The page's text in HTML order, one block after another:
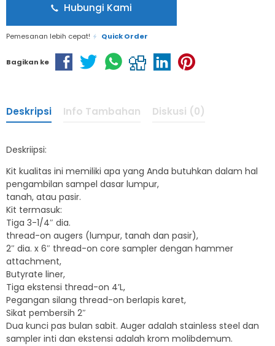
Hubungi Kami
Pemesanan lebih cepat! Quick Order
Bagikan ke
Deskripsi Info Tambahan Diskusi (0)
Deskriipsi:
Kit kualitas ini memiliki apa yang Anda butuhkan dalam hal
pengambilan sampel dasar lumpur,
tanah, atau pasir.
Kit termasuk:
Tiga 3-1/4″ dia.
thread-on augers (lumpur, tanah dan pasir),
2″ dia. x 6″ thread-on core sampler dengan hammer
attachment,
Butyrate liner,
Tiga ekstensi thread-on 4’L,
Pegangan silang thread-on berlapis karet,
Sikat pembersih 2″
Dua kunci pas bulan sabit. Auger adalah stainless steel dan
sampler inti dan ekstensi adalah krom molibdemum.